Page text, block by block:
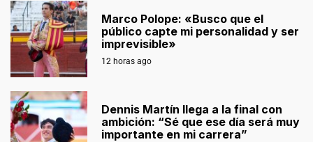
Marco Polope: «Busco que el
público capte mi personalidad y ser
imprevisible»
12 horas ago
Dennis Martín llega a la final con
ambición: “Sé que ese día será muy
importante en mi carrera”